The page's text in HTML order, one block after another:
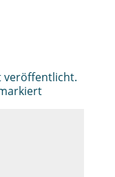
veröffentlicht.